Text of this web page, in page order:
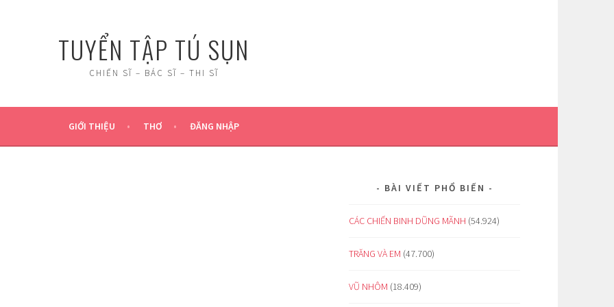
TUYỂN TẬP TÚ SỤN
CHIẾN SĨ – BÁC SĨ – THI SĨ
GIỚI THIỆU THƠ ĐĂNG NHẬP
BÀI VIẾT PHỔ BIẾN
CÁC CHIẾN BINH DŨNG MÃNH (54.924)
TRĂNG VÀ EM (47.700)
VŨ NHÔM (18.409)